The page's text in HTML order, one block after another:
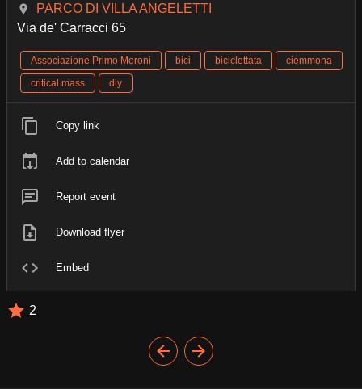
PARCO DI VILLA ANGELETTI
Via de' Carracci 65
Associazione Primo Moroni bici biciclettata
ciemmona
critical mass
diy
Copy link
Add to calendar
Report event
Download flyer
Embed
2